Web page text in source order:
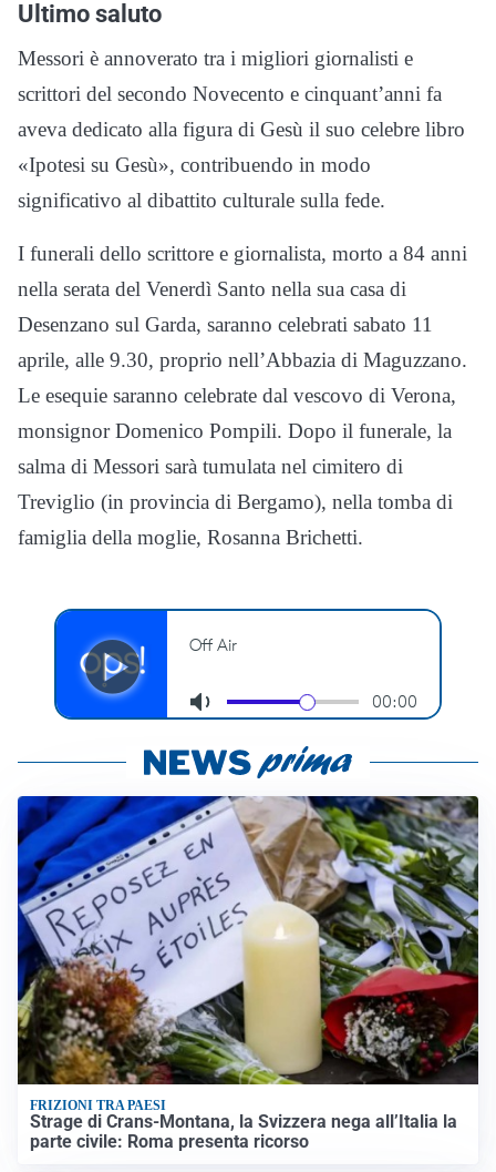
Ultimo saluto
Messori è annoverato tra i migliori giornalisti e
scrittori del secondo Novecento e cinquant’anni fa
aveva dedicato alla figura di Gesù il suo celebre libro
«Ipotesi su Gesù», contribuendo in modo
significativo al dibattito culturale sulla fede.
I funerali dello scrittore e giornalista, morto a 84 anni
nella serata del Venerdì Santo nella sua casa di
Desenzano sul Garda, saranno celebrati sabato 11
aprile, alle 9.30, proprio nell’Abbazia di Maguzzano.
Le esequie saranno celebrate dal vescovo di Verona,
monsignor Domenico Pompili. Dopo il funerale, la
salma di Messori sarà tumulata nel cimitero di
Treviglio (in provincia di Bergamo), nella tomba di
famiglia della moglie, Rosanna Brichetti.
FRIZIONI TRA PAESI
Strage di Crans-Montana, la Svizzera nega all’Italia la
parte civile: Roma presenta ricorso